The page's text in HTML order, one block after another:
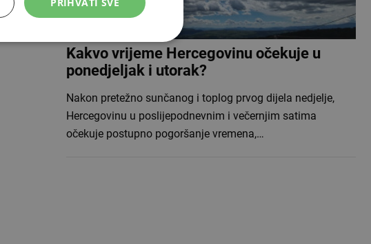
Kakvo vrijeme Hercegovinu očekuje u
ponedjeljak i utorak?
Nakon pretežno sunčanog i toplog prvog dijela nedjelje,
Hercegovinu u poslijepodnevnim i večernjim satima
očekuje postupno pogoršanje vremena,…